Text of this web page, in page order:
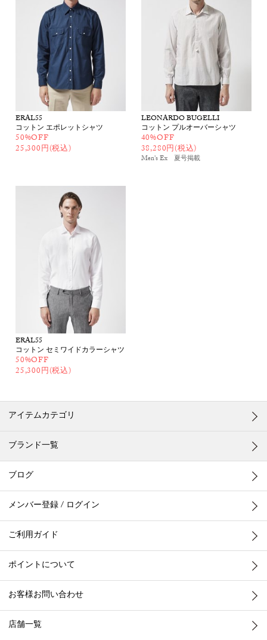
ERAL55
コットン エポレットシャツ
50%OFF
25,300円(税込)
LEONARDO BUGELLI
コットン プルオーバーシャツ
40%OFF
38,280円(税込)
Men's Ex 夏号掲載
ERAL55
コットン セミワイドカラーシャツ
50%OFF
25,300円(税込)
アイテムカテゴリ
ブランド一覧
ブログ
メンバー登録 / ログイン
ご利用ガイド
ポイントについて
お客様お問い合わせ
店舗一覧